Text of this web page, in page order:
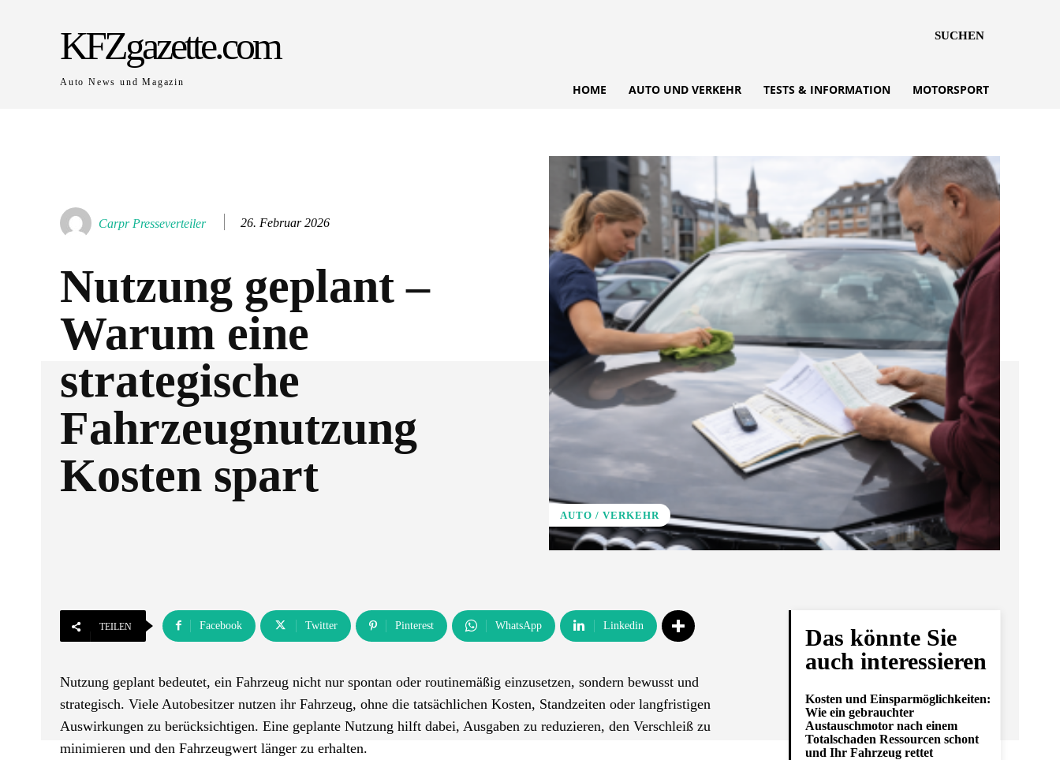
KFZgazette.com
Auto News und Magazin
SUCHEN
HOME AUTO UND VERKEHR TESTS & INFORMATION MOTORSPORT
Carpr Presseverteiler 26. Februar 2026
Nutzung geplant –
Warum eine
strategische
Fahrzeugnutzung
Kosten spart
AUTO / VERKEHR
TEILEN Facebook Twitter Pinterest WhatsApp Linkedin
Nutzung geplant bedeutet, ein Fahrzeug nicht nur spontan oder routinemäßig einzusetzen, sondern bewusst und
strategisch. Viele Autobesitzer nutzen ihr Fahrzeug, ohne die tatsächlichen Kosten, Standzeiten oder langfristigen
Auswirkungen zu berücksichtigen. Eine geplante Nutzung hilft dabei, Ausgaben zu reduzieren, den Verschleiß zu
minimieren und den Fahrzeugwert länger zu erhalten.
Das könnte Sie
auch interessieren
Kosten und Einsparmöglichkeiten:
Wie ein gebrauchter
Austauschmotor nach einem
Totalschaden Ressourcen schont
und Ihr Fahrzeug rettet